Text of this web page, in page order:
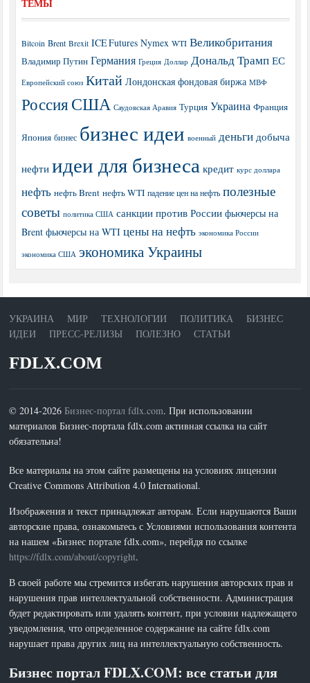
ТЕМЫ
Bitcoin Brent Brexit ICE Futures Nymex WTI Великобритания
Владимир Путин Германия Греция Доллар Дональд Трамп ЕС
Европейский союз Китай Лондонская фондовая биржа МВФ
РоссияСША Саудовская Аравия Турция Украина Франция
Япония бизнес бизнес идеи военный деньги добыча
нефти идеи для бизнеса кредит курс доллара
нефть нефть Brent нефть WTI падение цен на нефть полезные
советы политика США санкции против России фьючерсы на
Brent фьючерсы на WTI цены на нефть экономика России
экономика США экономика Украины
УКРАИНА МИР ТЕХНОЛОГИИ ПОЛИТИКА
БИЗНЕС
ИДЕИ
ПРЕСС-РЕЛИЗЫ ПОЛЕЗНО СТАТЬИ
FDLX.COM
© 2014-2026Бизнес-портал fdlx.com. При использовании
материалов Бизнес-портала fdlx.com активная ссылка на сайт
обязательна!
Все материалы на этом сайте размещены на условиях лицензии
Creative Commons Attribution 4.0 International.
Изображения и текст принадлежат авторам. Если нарушаются Ваши
авторские права, ознакомьтесь с Условиями использования контента
на нашем «Бизнес портале fdlx.com», перейдя по ссылке
https://fdlx.com/about/copyright.
В своей работе мы стремится избегать нарушения авторских прав и
нарушения прав интеллектуальной собственности. Администрация
будет редактировать или удалять контент, при условии надлежащего
уведомления, что определенное содержание на сайте fdlx.com
нарушает права других лиц на интеллектуальную собственность.
Бизнес портал FDLX.COM: все статьи для